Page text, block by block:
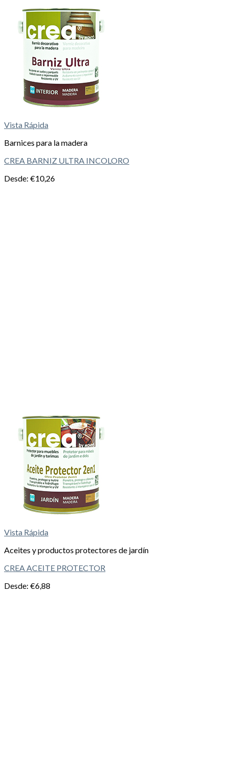
Vista Rápida
Barnices para la madera
CREA BARNIZ ULTRA INCOLORO
Desde: €10,26
Vista Rápida
Aceites y productos protectores de jardín
CREA ACEITE PROTECTOR
Desde: €6,88